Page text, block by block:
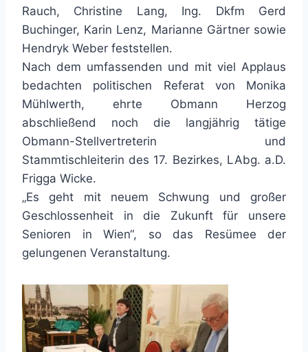
Rauch, Christine Lang, Ing. Dkfm Gerd
Buchinger, Karin Lenz, Marianne Gärtner sowie
Hendryk Weber feststellen.
Nach dem umfassenden und mit viel Applaus
bedachten politischen Referat von Monika
Mühlwerth, ehrte Obmann Herzog
abschließend noch die langjährig tätige
Obmann-Stellvertreterin und
Stammtischleiterin des 17. Bezirkes, LAbg. a.D.
Frigga Wicke.
„Es geht mit neuem Schwung und großer
Geschlossenheit in die Zukunft für unsere
Senioren in Wien“, so das Resümee der
gelungenen Veranstaltung.